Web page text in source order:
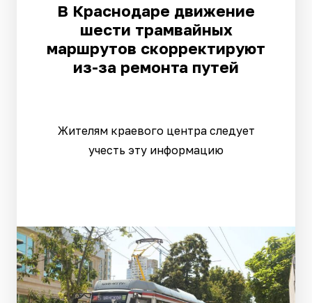
В Краснодаре движение
шести трамвайных
маршрутов скорректируют
из-за ремонта путей
Жителям краевого центра следует
учесть эту информацию